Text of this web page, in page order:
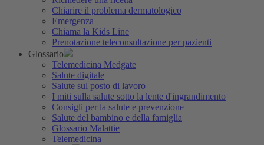
Chiarire il problema dermatologico
Emergenza
Chiama la Kids Line
Prenotazione teleconsultazione per pazienti
Glossario
Telemedicina Medgate
Salute digitale
Salute sul posto di lavoro
I miti sulla salute sotto la lente d'ingrandimento
Consigli per la salute e prevenzione
Salute del bambino e della famiglia
Glossario Malattie
Telemedicina